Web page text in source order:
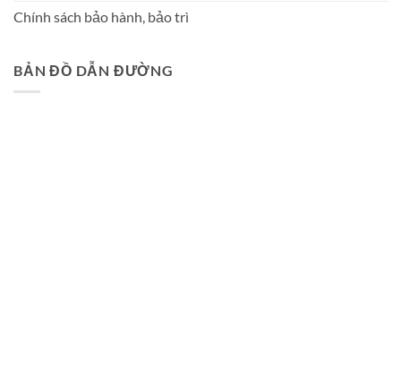
Chính sách bảo hành, bảo trì
BẢN ĐỒ DẪN ĐƯỜNG